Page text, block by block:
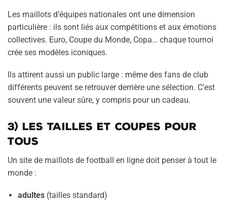
Les maillots d’équipes nationales ont une dimension
particulière : ils sont liés aux compétitions et aux émotions
collectives. Euro, Coupe du Monde, Copa… chaque tournoi
crée ses modèles iconiques.
Ils attirent aussi un public large : même des fans de club
différents peuvent se retrouver derrière une sélection. C’est
souvent une valeur sûre, y compris pour un cadeau.
3) Les tailles et coupes pour
tous
Un site de maillots de football en ligne doit penser à tout le
monde :
adultes (tailles standard)